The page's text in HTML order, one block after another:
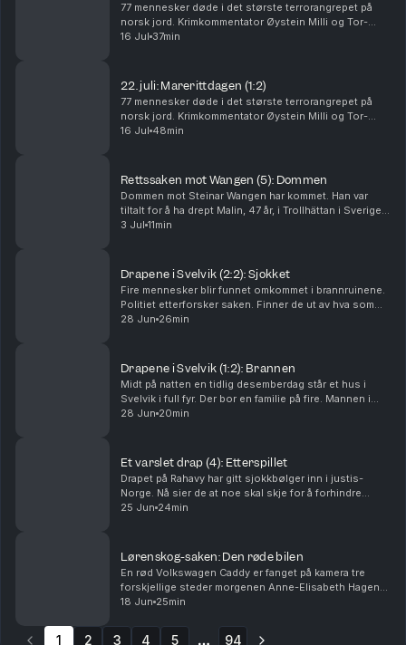
77 mennesker døde i det største terrorangrepet på
norsk jord. Krimkommentator Øystein Milli og Tor-
Erling Thømt Ruud går gjennom etterspillet av 22. juli i
16 Jul 37min
22. juli: Marerittdagen (1:2)
77 mennesker døde i det største terrorangrepet på
norsk jord. Krimkommentator Øystein Milli og Tor-
Erling Thømt Ruud går gjennom terrorhandlingene den
16 Jul 48min
Rettssaken mot Wangen (5): Dommen
Dommen mot Steinar Wangen har kommet. Han var
tiltalt for å ha drept Malin, 47 år, i Trollhättan i Sverige i
september 2024. Det store spørsmålet i rettssaken
3 Jul 11min
Drapene i Svelvik (2:2): Sjokket
Fire mennesker blir funnet omkommet i brannruinene.
Politiet etterforsker saken. Finner de ut av hva som
har skjedd? Og hvorfor? Ansvarlig redaktør Gard
28 Jun 26min
Drapene i Svelvik (1:2): Brannen
Midt på natten en tidlig desemberdag står et hus i
Svelvik i full fyr. Der bor en familie på fire. Mannen i
huset er brannmann. Hva har skjedd? Ansvarlig
28 Jun 20min
Et varslet drap (4): Etterspillet
Drapet på Rahavy har gitt sjokkbølger inn i justis-
Norge. Nå sier de at noe skal skje for å forhindre
lignende saker. Men kommer lovnadene til å bli fulgt
25 Jun 24min
Lørenskog-saken: Den røde bilen
En rød Volkswagen Caddy er fanget på kamera tre
forskjellige steder morgenen Anne-Elisabeth Hagen
forsvant. Politiet jakter svar: Hva gjorde den der?
18 Jun 25min
1 2 3 4 5 94